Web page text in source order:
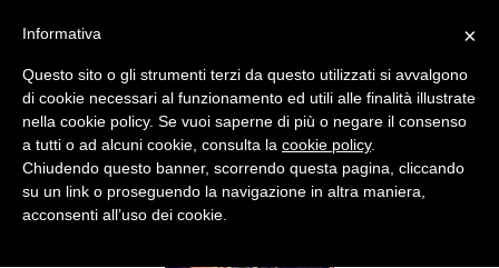
principale
×
Informativa
Questo sito o gli strumenti terzi da questo utilizzati si avvalgono
di cookie necessari al funzionamento ed utili alle finalità illustrate
nella cookie policy. Se vuoi saperne di più o negare il consenso
a tutti o ad alcuni cookie, consulta la cookie policy.
Chiudendo questo banner, scorrendo questa pagina, cliccando
su un link o proseguendo la navigazione in altra maniera,
acconsenti all’uso dei cookie.